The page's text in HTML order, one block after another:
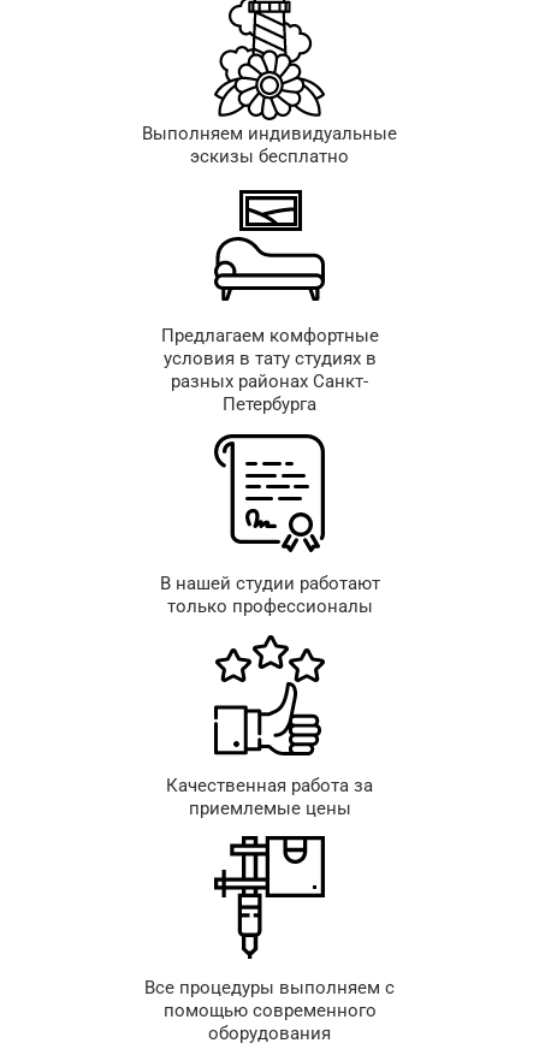
Выполняем индивидуальные
эскизы бесплатно
Предлагаем комфортные
условия в тату студиях в
разных районах Санкт-
Петербурга
В нашей студии работают
только профессионалы
Качественная работа за
приемлемые цены
Все процедуры выполняем с
помощью современного
оборудования